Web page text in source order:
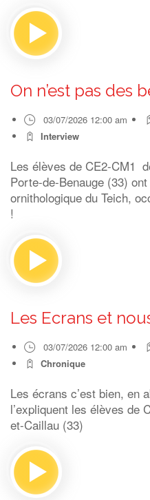
On n’est pas des
03/07/2026 12:00 am
Interview
Les élèves de CE2-CM1
Porte-de-Benauge (33)
ornithologique du Teich,
!
Les Ecrans et
03/07/2026 12:00 am
Chronique
Les écrans c’est bien, en
l’expliquent les élèves de
et-Caillau (33)